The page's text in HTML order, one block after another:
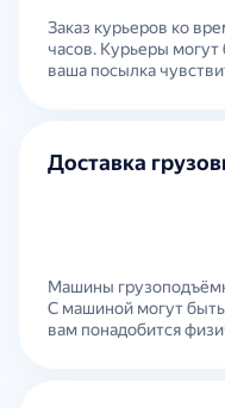
Заказ курьеров ко
часов. Курьеры
ваша посылка
Доставка
Машины
С машиной могут
вам понадобится